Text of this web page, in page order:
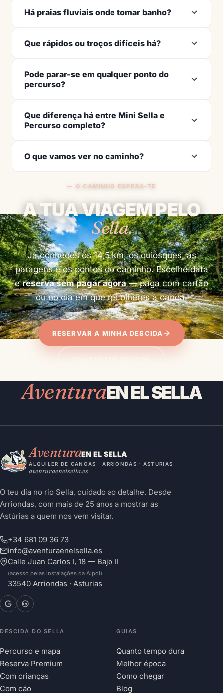
Há praias fluviais onde tomar banho?
Que rápidos ou troços difíceis há?
Pode parar-se em qualquer ponto do
percurso?
Que diferença há entre Mini Sella e
Percurso completo?
O que vamos ver no caminho?
— O CAMINHO ESPERA-TE
A TUA VIAGEM PELO
Sella.
Já conheces os 14,5 km, os quiosques, as
paragens e os pontos do caminho. Escolhe data
ereserva sem pagar agora— paga com cartão
ou no dia em que recolheres a canoa.
RESERVAR A MINHA DESCIDA
AventuraEN EL SELLA
AventuraEN EL SELLA
ALQUILER DE CANOAS · ARRIONDAS · ASTURIAS
aventuraenelsella.es
O teu dia no rio Sella, cuidado ao detalhe. Desde
Arriondas, com mais de 25 anos a mostrar as
Astúrias a quem nos vem visitar.
+34 681 09 36 73
info@aventuraenelsella.es
Calle Juan Carlos I, 18 — Bajo II
(acesso pelas instalações da Aipol)
33540 Arriondas · Asturias
DESCIDA DO SELLA
Percurso e mapa
Reserva Premium
Com crianças
Com cão
GUIAS
Quanto tempo dura
Melhor época
Como chegar
Blog